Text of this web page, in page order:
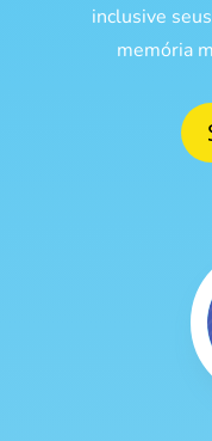
inclusive
memória